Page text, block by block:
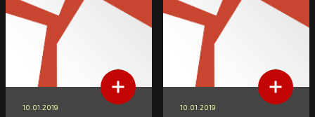
10.01.2019 10.01.2019